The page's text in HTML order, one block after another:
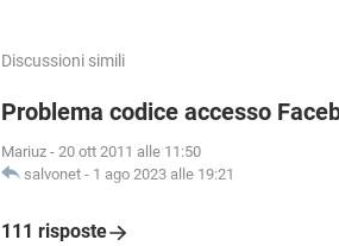
Discussioni simili
Problema codice accesso
Mariuz - 20 ott 2011 alle 11:50
salvonet - 1 ago 2023 alle 19:21
111 risposte